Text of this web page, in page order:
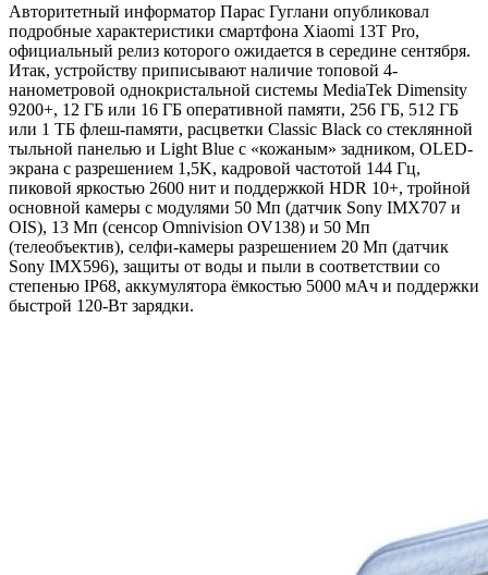
Авторитетный информатор Парас Гуглани опубликовал
подробные характеристики смартфона Xiaomi 13T Pro,
официальный релиз которого ожидается в середине сентября.
Итак, устройству приписывают наличие топовой 4-
нанометровой однокристальной системы MediaTek Dimensity
9200+, 12 ГБ или 16 ГБ оперативной памяти, 256 ГБ, 512 ГБ
или 1 ТБ флеш-памяти, расцветки Classic Black со стеклянной
тыльной панелью и Light Blue с «кожаным» задником, OLED-
экрана с разрешением 1,5K, кадровой частотой 144 Гц,
пиковой яркостью 2600 нит и поддержкой HDR 10+, тройной
основной камеры с модулями 50 Мп (датчик Sony IMX707 и
OIS), 13 Мп (сенсор Omnivision OV138) и 50 Мп
(телеобъектив), селфи-камеры разрешением 20 Мп (датчик
Sony IMX596), защиты от воды и пыли в соответствии со
степенью IP68, аккумулятора ёмкостью 5000 мАч и поддержки
быстрой 120-Вт зарядки.